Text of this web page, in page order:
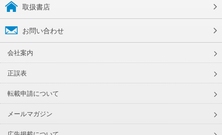
取扱書店
お問い合わせ
会社案内
正誤表
転載申請について
メールマガジン